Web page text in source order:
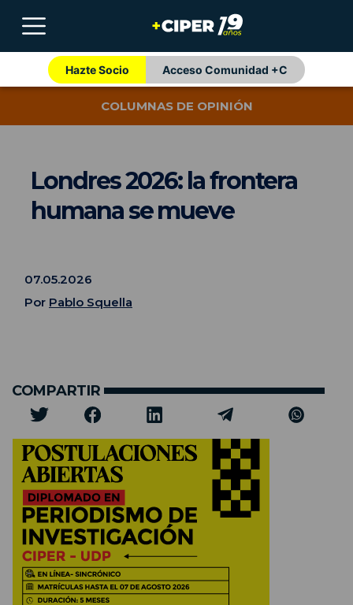
Hazte Socio Acceso Comunidad +C
COLUMNAS DE OPINIÓN
Londres 2026: la frontera
humana se mueve
07.05.2026
Por Pablo Squella
COMPARTIR